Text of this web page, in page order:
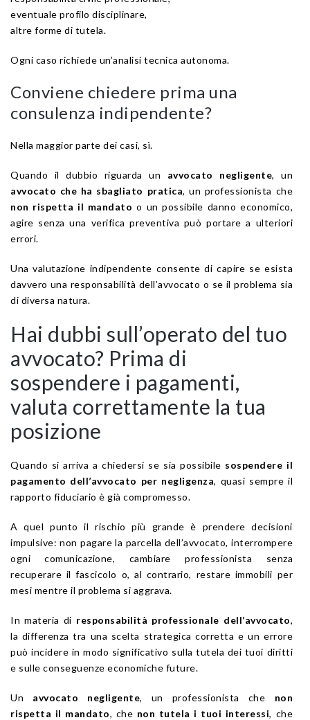
eventuale profilo disciplinare,
altre forme di tutela.
Ogni caso richiede un’analisi tecnica autonoma.
Conviene chiedere prima una
consulenza indipendente?
Nella maggior parte dei casi, sì.
Quando il dubbio riguarda un avvocato negligente, un
avvocato che ha sbagliato pratica, un professionista che
non rispetta il mandato o un possibile danno economico,
agire senza una verifica preventiva può portare a ulteriori
errori.
Una valutazione indipendente consente di capire se esista
davvero una responsabilità dell’avvocato o se il problema sia
di diversa natura.
Hai dubbi sull’operato del tuo
avvocato? Prima di
sospendere i pagamenti,
valuta correttamente la tua
posizione
Quando si arriva a chiedersi se sia possibile sospendere il
pagamento dell’avvocato per negligenza, quasi sempre il
rapporto fiduciario è già compromesso.
A quel punto il rischio più grande è prendere decisioni
impulsive: non pagare la parcella dell’avvocato, interrompere
ogni comunicazione, cambiare professionista senza
recuperare il fascicolo o, al contrario, restare immobili per
mesi mentre il problema si aggrava.
In materia di responsabilità professionale dell’avvocato,
la differenza tra una scelta strategica corretta e un errore
può incidere in modo significativo sulla tutela dei tuoi diritti
e sulle conseguenze economiche future.
Un avvocato negligente, un professionista che non
rispetta il mandato, che non tutela i tuoi interessi, che